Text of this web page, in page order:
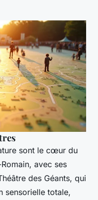
sont le cœur du
avec ses
des Géants, qui
sensorielle totale,